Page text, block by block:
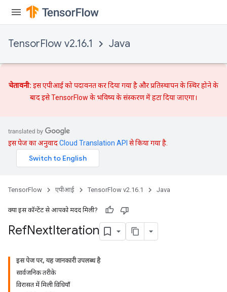
TensorFlow v2.16.1 Java
चेतावनी: इस एपीआई को पदावनत कर दिया गया है औरप्रतिस्थापनके स्थिर होने के
बाद इसे TensorFlow के भविष्य के संस्करण में हटा दिया जाएगा।
इस पेज का अनुवादCloud Translation API से किया गया है.
TensorFlow एपीआई TensorFlow v2.16.1 Java
क्या इस कॉन्टेंट से आपको मदद मिली?
RefNextIteration
इस पेज पर, यह जानकारी उपलब्ध है
सार्वजनिक तरीके
विरासत में मिली विधियाँ